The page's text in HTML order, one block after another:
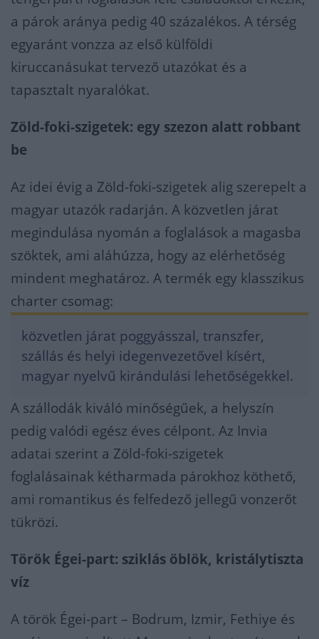
a párok aránya pedig 40 százalékos. A térség
egyaránt vonzza az első külföldi
kiruccanásukat tervező utazókat és a
tapasztalt nyaralókat.
Zöld-foki-szigetek: egy szezon alatt robbant
be
Az idei évig a Zöld-foki-szigetek alig szerepelt a
magyar utazók radarján. A közvetlen járat
megindulása nyomán a foglalások a magasba
szöktek, ami aláhúzza, hogy az elérhetőség
mindent meghatároz. A termék egy klasszikus
charter csomag:
közvetlen járat poggyásszal, transzfer,
szállás és helyi idegenvezetővel kísért,
magyar nyelvű kirándulási lehetőségekkel.
A szállodák kiváló minőségűek, a helyszín
pedig valódi egész éves célpont. Az Invia
adatai szerint a Zöld-foki-szigetek
foglalásainak kétharmada párokhoz köthető,
ami romantikus és felfedező jellegű vonzerőt
tükrözi.
Török Égei-part: sziklás öblök, kristálytiszta
víz
A török Égei-part – Bodrum, Izmir, Fethiye és